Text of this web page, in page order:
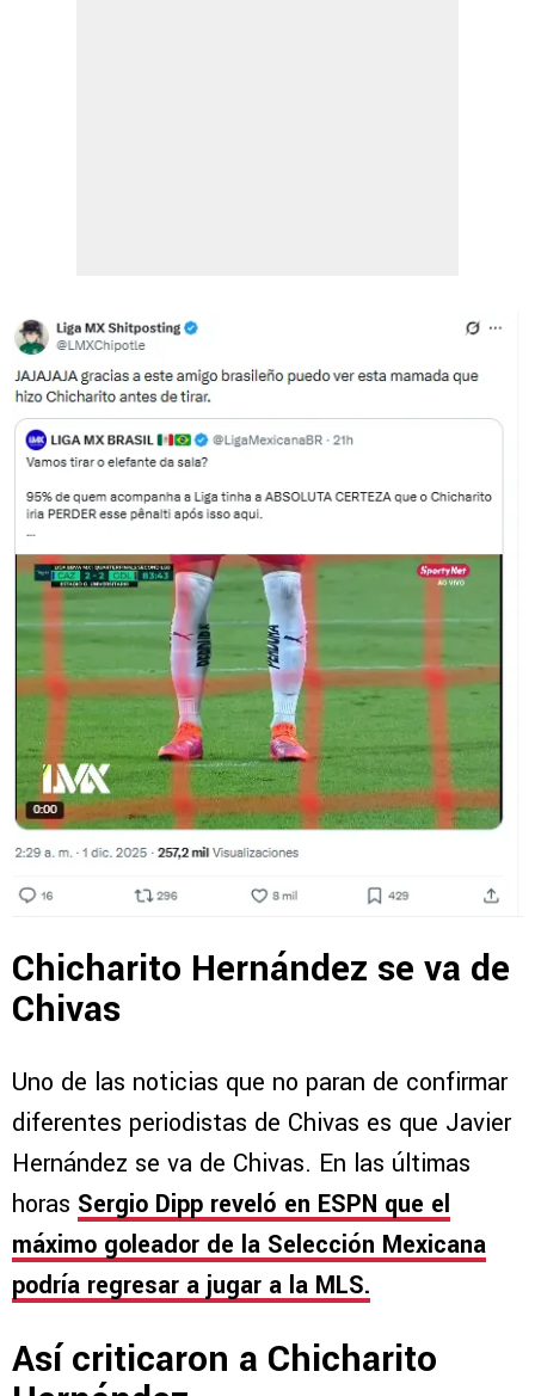
Chicharito Hernández se va de
Chivas
Uno de las noticias que no paran de confirmar
diferentes periodistas de Chivas es que Javier
Hernández se va de Chivas. En las últimas
horas Sergio Dipp reveló en ESPN que el
máximo goleador de la Selección Mexicana
podría regresar a jugar a la MLS.
Así criticaron a Chicharito